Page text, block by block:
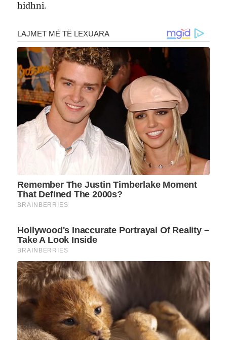
hidhni.